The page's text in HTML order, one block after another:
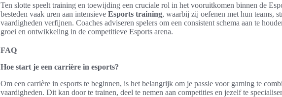
Ten slotte speelt training en toewijding een cruciale rol in het vooruitkomen binnen de
besteden vaak uren aan intensieve Esports training, waarbij zij oefenen met hun teams,
vaardigheden verfijnen. Coaches adviseren spelers om een consistent schema aan te
groei en ontwikkeling in de competitieve Esports arena.
FAQ
Hoe start je een carrière in esports?
Om een carrière in esports te beginnen, is het belangrijk om je passie voor gaming te
vaardigheden. Dit kan door te trainen, deel te nemen aan competities en jezelf te